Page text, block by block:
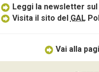
Leggi la newsletter sul
Visita il sito del GAL
Vai alla